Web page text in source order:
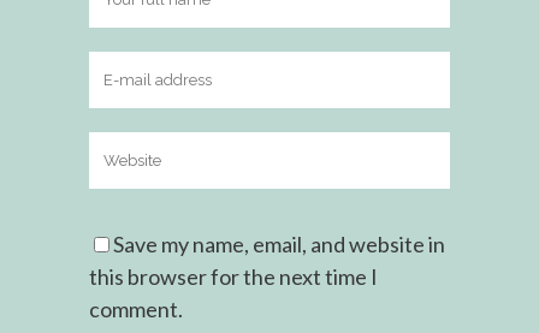
Save my name, email, and website in
this browser for the next time I
comment.